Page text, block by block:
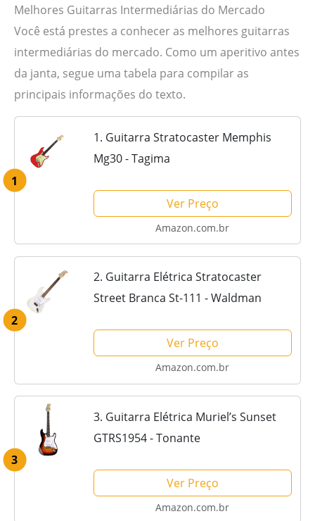
Melhores Guitarras Intermediárias do Mercado
Você está prestes a conhecer as melhores guitarras
intermediárias do mercado. Como um aperitivo antes
da janta, segue uma tabela para compilar as
principais informações do texto.
1
1. Guitarra Stratocaster Memphis
Mg30 - Tagima
Ver Preço
Amazon.com.br
2
2. Guitarra Elétrica Stratocaster
Street Branca St-111 - Waldman
Ver Preço
Amazon.com.br
3
3. Guitarra Elétrica Muriel’s Sunset
GTRS1954 - Tonante
Ver Preço
Amazon.com.br